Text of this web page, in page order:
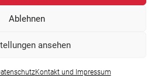
Ablehnen
ansehen
Kontakt und Impressum
16.30 – 18.30 Uhr
16.30 – 18.30 Uhr
10.00 – 13.00 Uhr